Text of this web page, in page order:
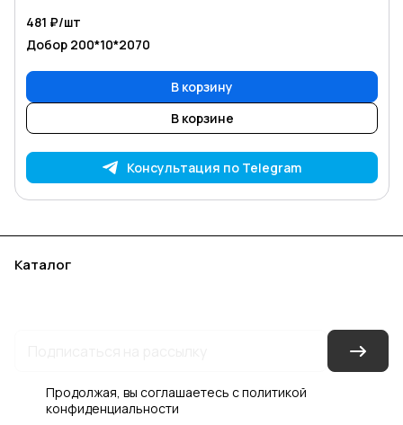
481 ₽/шт
Добор 200*10*2070
В корзину
В корзине
Консультация по Telegram
Каталог
Продолжая, вы соглашаетесь сполитикой
конфиденциальности